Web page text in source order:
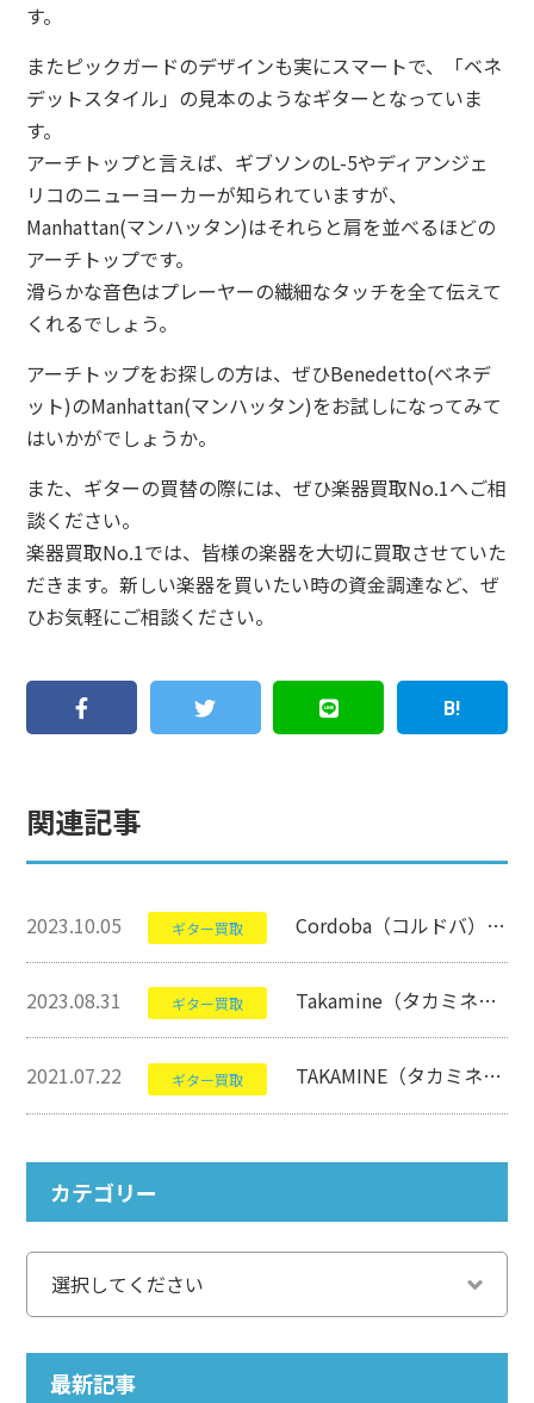
す。
またピックガードのデザインも実にスマートで、「ベネ
デットスタイル」の見本のようなギターとなっていま
す。
アーチトップと言えば、ギブソンのL-5やディアンジェ
リコのニューヨーカーが知られていますが、
Manhattan(マンハッタン)はそれらと肩を並べるほどの
アーチトップです。
滑らかな音色はプレーヤーの繊細なタッチを全て伝えて
くれるでしょう。
アーチトップをお探しの方は、ぜひBenedetto(ベネデ
ット)のManhattan(マンハッタン)をお試しになってみて
はいかがでしょうか。
また、ギターの買替の際には、ぜひ楽器買取No.1へご相
談ください。
楽器買取No.1では、皆様の楽器を大切に買取させていた
だきます。新しい楽器を買いたい時の資金調達など、ぜ
ひお気軽にご相談ください。
関連記事
2023.10.05 ギター買取 Cordoba（コルドバ）のSTAGE GUITARについて【クラシックギター】
2023.08.31 ギター買取 Takamine（タカミネ）のPTU121Cについて【アコースティックギター】
2021.07.22 ギター買取 TAKAMINE（タカミネ）のDMP400について【ギター】
カテゴリー
最新記事